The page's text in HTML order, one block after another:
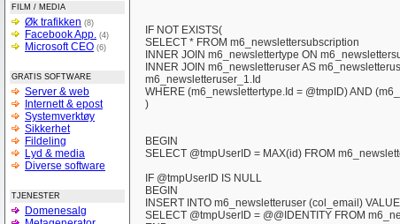
FILM / MEDIA
Øk trafikken (8)
Facebook App. (4)
Microsoft CEO (6)
GRATIS SOFTWARE
Server & web
Internett & epost
Systemverktøy
Sikkerhet
Fildeling
Lyd & media
Diverse software
TJENESTER
Domenesalg
IF NOT EXISTS(
SELECT * FROM m6_newslettersubscription
INNER JOIN m6_newslettertype ON
INNER JOIN m6_newsletteruser AS
m6_newsletteruser_1.Id
WHERE (m6_newslettertype.Id = @tmpID) AND
)
BEGIN
SELECT @tmpUserID = MAX(id) FROM
IF @tmpUserID IS NULL
BEGIN
INSERT INTO m6_newsletteruser (col_email)
SELECT @tmpUserID = @@IDENTITY FROM